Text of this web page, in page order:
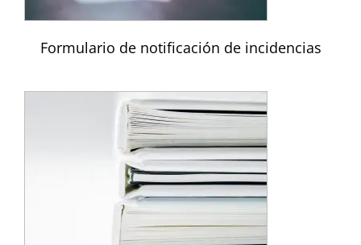
Formulario de notificación de incidencias